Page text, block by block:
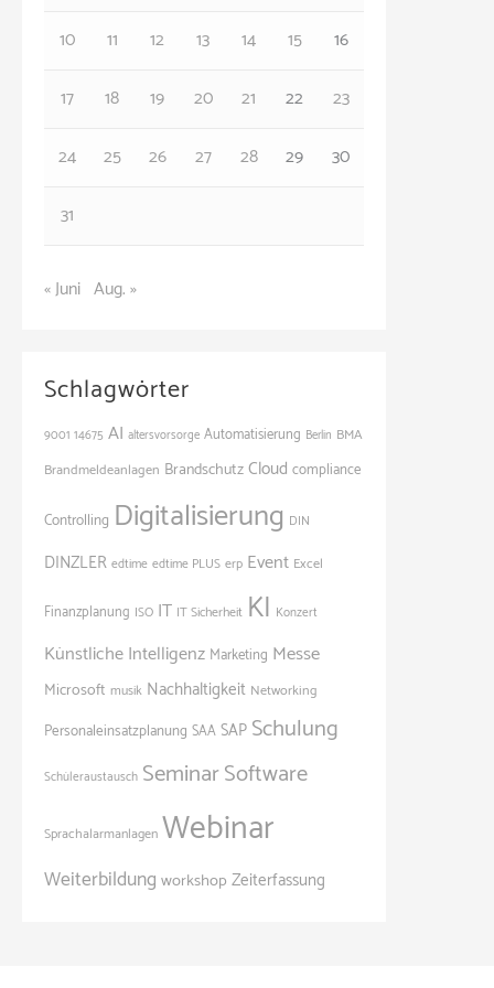
10
11 12 13 14 15
16
17
18 19 20 21 22
23
24
25 26 27 28 29
30
31
« Juni Aug. »
Schlagwörter
9001 14675 AI altersvorsorge Automatisierung Berlin BMA
Brandmeldeanlagen BrandschutzCloud compliance
Controlling Digitalisierung DIN
DINZLER edtime edtime PLUS erp Event Excel
Finanzplanung ISO IT IT Sicherheit KI Konzert
Künstliche Intelligenz Marketing Messe
Microsoft musik Nachhaltigkeit Networking
Personaleinsatzplanung SAASAP Schulung
Schüleraustausch SeminarSoftware
Sprachalarmanlagen Webinar
Weiterbildung workshop Zeiterfassung